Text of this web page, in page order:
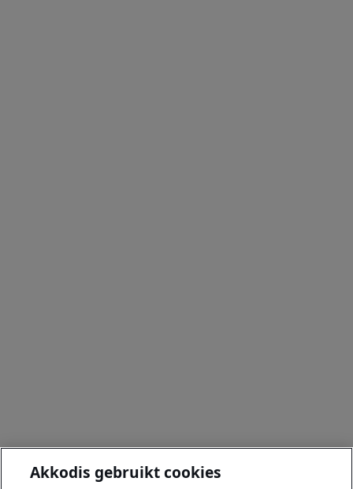
Akkodis gebruikt cookies